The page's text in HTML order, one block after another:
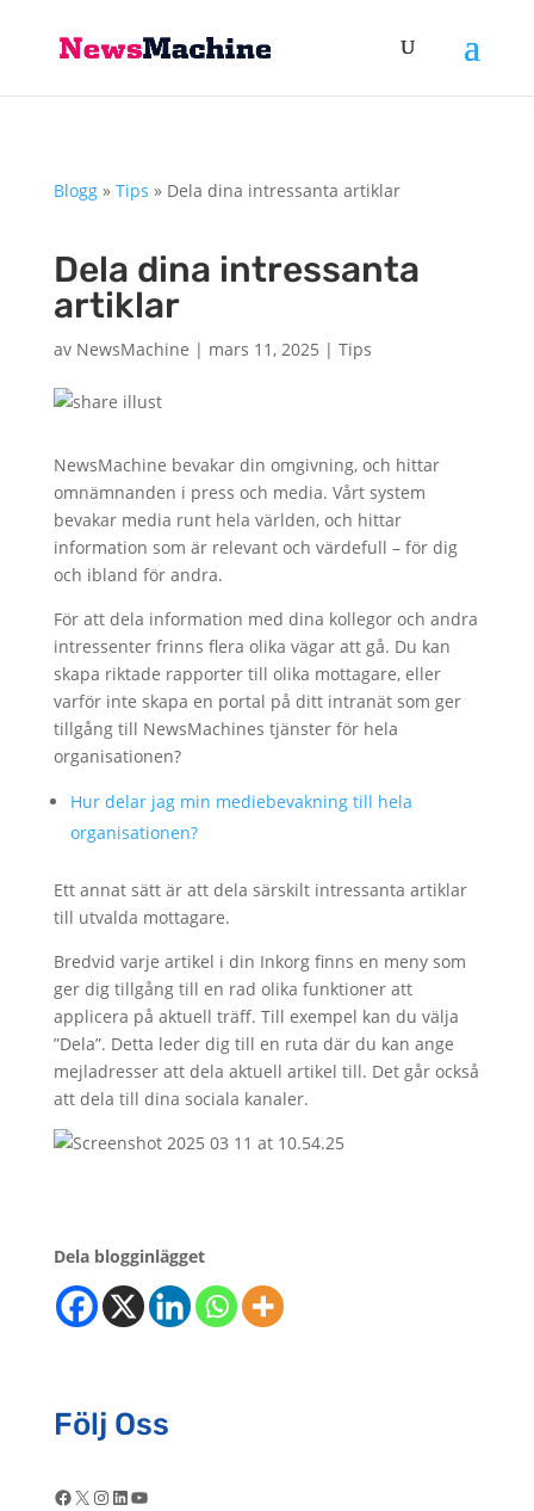
Blogg» Tips » Dela dina intressanta artiklar
Dela dina intressanta
artiklar
av NewsMachine | mars 11, 2025 | Tips
NewsMachine bevakar din omgivning, och hittar
omnämnanden i press och media. Vårt system
bevakar media runt hela världen, och hittar
information som är relevant och värdefull – för dig
och ibland för andra.
För att dela information med dina kollegor och andra
intressenter frinns flera olika vägar att gå. Du kan
skapa riktade rapporter till olika mottagare, eller
varför inte skapa en portal på ditt intranät som ger
tillgång till NewsMachines tjänster för hela
organisationen?
Hur delar jag min mediebevakning till hela
organisationen?
Ett annat sätt är att dela särskilt intressanta artiklar
till utvalda mottagare.
Bredvid varje artikel i din Inkorg finns en meny som
ger dig tillgång till en rad olika funktioner att
applicera på aktuell träff. Till exempel kan du välja
”Dela”. Detta leder dig till en ruta där du kan ange
mejladresser att dela aktuell artikel till. Det går också
att dela till dina sociala kanaler.
Dela blogginlägget
Följ Oss
Facebook
X Instagram
LinkedIn
YouTube